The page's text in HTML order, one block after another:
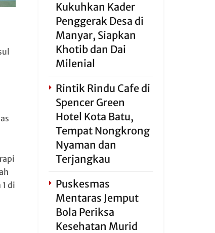
di
Kukuhkan Kader
Penggerak Desa di
Manyar, Siapkan
Khotib dan Dai
Milenial
Rintik Rindu Cafe di
Spencer Green
Hotel Kota Batu,
Tempat Nongkrong
Nyaman dan
Terjangkau
Puskesmas
Mentaras Jemput
Bola Periksa
Kesehatan Murid